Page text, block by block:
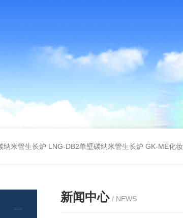
纳米管生长炉 LNG-DB2单壁碳纳米管生长炉 GK-ME化
新闻中心 / NEWS